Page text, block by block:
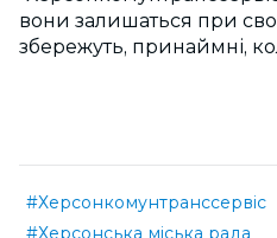
вони залишаться при
збережуть, принаймні,
#Херсонкомунтранссервіс
#Херсонська міська рада